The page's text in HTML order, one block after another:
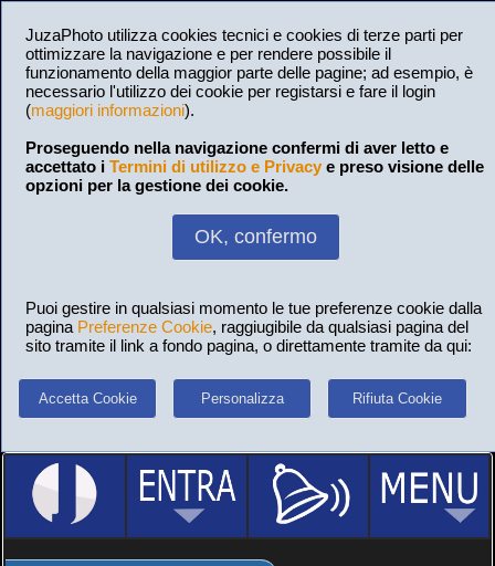
JuzaPhoto utilizza cookies tecnici e cookies di terze parti per
ottimizzare la navigazione e per rendere possibile il
funzionamento della maggior parte delle pagine; ad esempio, è
necessario l'utilizzo dei cookie per registarsi e fare il login
(maggiori informazioni).
Proseguendo nella navigazione confermi di aver letto e
accettato i Termini di utilizzo e Privacy e preso visione delle
opzioni per la gestione dei cookie.
OK, confermo
Puoi gestire in qualsiasi momento le tue preferenze cookie dalla
pagina Preferenze Cookie, raggiugibile da qualsiasi pagina del
sito tramite il link a fondo pagina, o direttamente tramite da qui:
Accetta Cookie Personalizza Rifiuta Cookie